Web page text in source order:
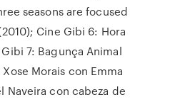
seasons are focused
Cine Gibi 6: Hora
7: Bagunça Animal
Morais con Emma
Naveira con cabeza de